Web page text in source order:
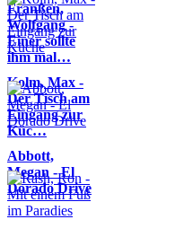
Franßen,
Wolfgang -
Einer sollte
ihm mal…
Kolm, Max -
Der Tisch am
Eingang zur
Küc…
Abbott,
Megan - El
Dorado Drive